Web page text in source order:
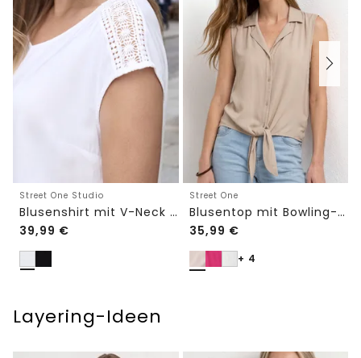
Street One Studio
Blusenshirt mit V-Neck und Spitze
39,99 €
Street One
Blusentop mit Bowling-Kragen und Knoten
35,99 €
+ 4
Layering-Ideen